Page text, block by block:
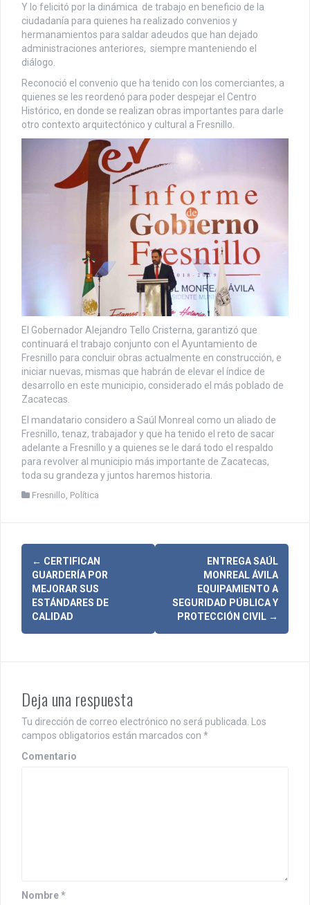
Y lo felicitó por la dinámica de trabajo en beneficio de la
ciudadanía para quienes ha realizado convenios y
hermanamientos para saldar adeudos que han dejado
administraciones anteriores, siempre manteniendo el
diálogo.
Reconoció el convenio que ha tenido con los comerciantes, a
quienes se les reordenó para poder despejar el Centro
Histórico, en donde se realizan obras importantes para darle
otro contexto arquitectónico y cultural a Fresnillo.
El Gobernador Alejandro Tello Cristerna, garantizó que
continuará el trabajo conjunto con el Ayuntamiento de
Fresnillo para concluir obras actualmente en construcción, e
iniciar nuevas, mismas que habrán de elevar el índice de
desarrollo en este municipio, considerado el más poblado de
Zacatecas.
El mandatario considero a Saúl Monreal como un aliado de
Fresnillo, tenaz, trabajador y que ha tenido el reto de sacar
adelante a Fresnillo y a quienes se le dará todo el respaldo
para revolver al municipio más importante de Zacatecas,
toda su grandeza y juntos haremos historia.
Fresnillo, Política
N
e
a
c
i
ó
n
← CERTIFICAN
GUARDERÍA POR
MEJORAR SUS
ESTÁNDARES DE
CALIDAD
ENTREGA SAÚL
MONREAL ÁVILA
EQUIPAMIENTO A
SEGURIDAD PÚBLICA Y
PROTECCIÓN CIVIL →
Deja una respuesta
Tu dirección de correo electrónico no será publicada. Los
campos obligatorios están marcados con *
Comentario
Nombre*